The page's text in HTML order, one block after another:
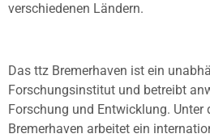
verschiedenen Ländern.
Das ttz Bremerhaven ist ein
Forschungsinstitut und betreibt
Forschung und Entwicklung. Unter
Bremerhaven arbeitet ein